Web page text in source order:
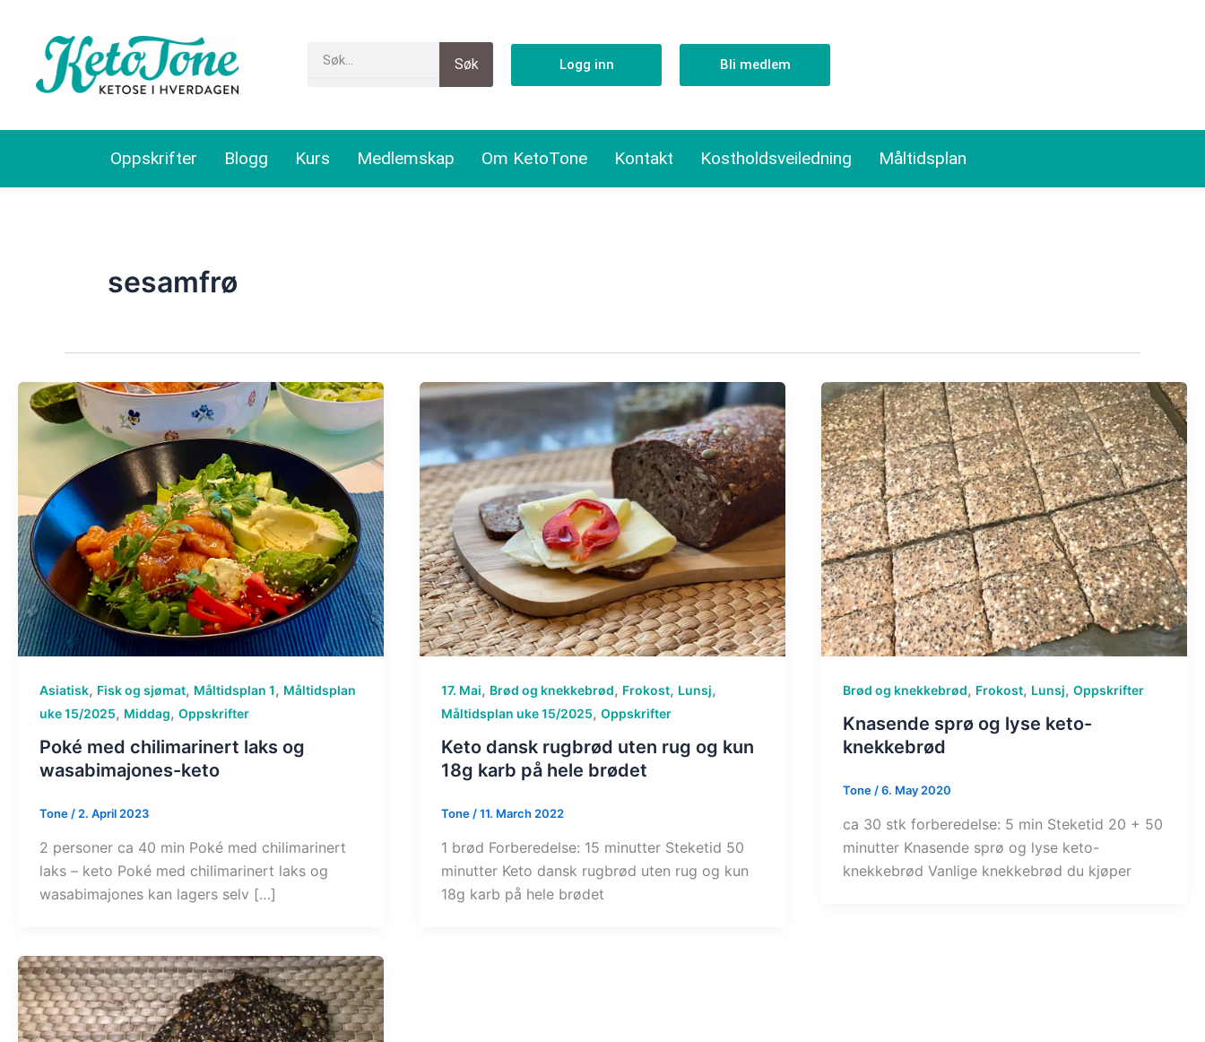
content
Søk Logg inn Bli medlem
Oppskrifter Blogg Kurs Medlemskap Om KetoTone Kontakt Kostholdsveiledning Måltidsplan
sesamfrø
Asiatisk, Fisk og sjømat, Måltidsplan 1, Måltidsplan
uke 15/2025, Middag, Oppskrifter
Poké med chilimarinert laks og
wasabimajones-keto
Tone/2. April 2023
2 personer ca 40 min Poké med chilimarinert
laks – keto Poké med chilimarinert laks og
wasabimajones kan lagers selv […]
17. Mai, Brød og knekkebrød, Frokost, Lunsj,
Måltidsplan uke 15/2025, Oppskrifter
Keto dansk rugbrød uten rug og kun
18g karb på hele brødet
Tone/11. March 2022
1 brød Forberedelse: 15 minutter Steketid 50
minutter Keto dansk rugbrød uten rug og kun
18g karb på hele brødet
Brød og knekkebrød, Frokost, Lunsj, Oppskrifter
Knasende sprø og lyse keto-
knekkebrød
Tone/6. May 2020
ca 30 stk forberedelse: 5 min Steketid 20 + 50
minutter Knasende sprø og lyse keto-
knekkebrød Vanlige knekkebrød du kjøper